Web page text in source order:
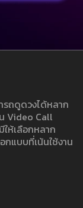
ถดูดวงได้หลาก
Video Call
ห้เลือกหลาก
แบบที่เน้นใช้งาน